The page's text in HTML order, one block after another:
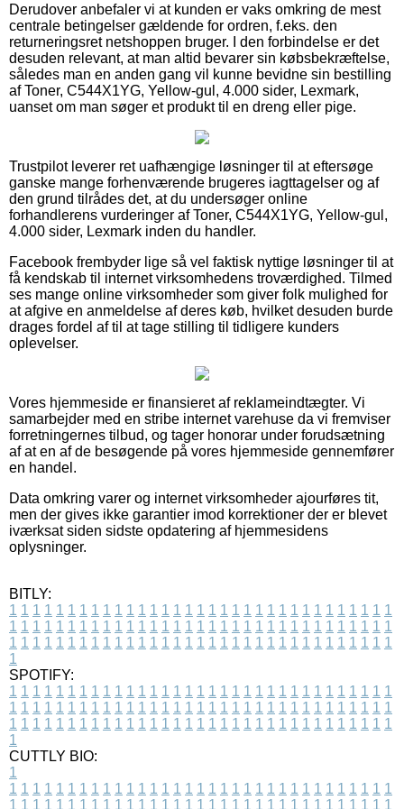
Derudover anbefaler vi at kunden er vaks omkring de mest
centrale betingelser gældende for ordren, f.eks. den
returneringsret netshoppen bruger. I den forbindelse er det
desuden relevant, at man altid bevarer sin købsbekræftelse,
således man en anden gang vil kunne bevidne sin bestilling
af Toner, C544X1YG, Yellow-gul, 4.000 sider, Lexmark,
uanset om man søger et produkt til en dreng eller pige.
Trustpilot leverer ret uafhængige løsninger til at eftersøge
ganske mange forhenværende brugeres iagttagelser og af
den grund tilrådes det, at du undersøger online
forhandlerens vurderinger af Toner, C544X1YG, Yellow-gul,
4.000 sider, Lexmark inden du handler.
Facebook frembyder lige så vel faktisk nyttige løsninger til at
få kendskab til internet virksomhedens troværdighed. Tilmed
ses mange online virksomheder som giver folk mulighed for
at afgive en anmeldelse af deres køb, hvilket desuden burde
drages fordel af til at tage stilling til tidligere kunders
oplevelser.
Vores hjemmeside er finansieret af reklameindtægter. Vi
samarbejder med en stribe internet varehuse da vi fremviser
forretningernes tilbud, og tager honorar under forudsætning
af at en af de besøgende på vores hjemmeside gennemfører
en handel.
Data omkring varer og internet virksomheder ajourføres tit,
men der gives ikke garantier imod korrektioner der er blevet
iværksat siden sidste opdatering af hjemmesidens
oplysninger.
BITLY:
1 1 1 1 1 1 1 1 1 1 1 1 1 1 1 1 1 1 1 1 1 1 1 1 1 1 1 1 1 1 1 1 1
1 1 1 1 1 1 1 1 1 1 1 1 1 1 1 1 1 1 1 1 1 1 1 1 1 1 1 1 1 1 1 1 1
1 1 1 1 1 1 1 1 1 1 1 1 1 1 1 1 1 1 1 1 1 1 1 1 1 1 1 1 1 1 1 1 1
1
SPOTIFY:
1 1 1 1 1 1 1 1 1 1 1 1 1 1 1 1 1 1 1 1 1 1 1 1 1 1 1 1 1 1 1 1 1
1 1 1 1 1 1 1 1 1 1 1 1 1 1 1 1 1 1 1 1 1 1 1 1 1 1 1 1 1 1 1 1 1
1 1 1 1 1 1 1 1 1 1 1 1 1 1 1 1 1 1 1 1 1 1 1 1 1 1 1 1 1 1 1 1 1
1
CUTTLY BIO:
1
1 1 1 1 1 1 1 1 1 1 1 1 1 1 1 1 1 1 1 1 1 1 1 1 1 1 1 1 1 1 1 1 1
1 1 1 1 1 1 1 1 1 1 1 1 1 1 1 1 1 1 1 1 1 1 1 1 1 1 1 1 1 1 1 1 1